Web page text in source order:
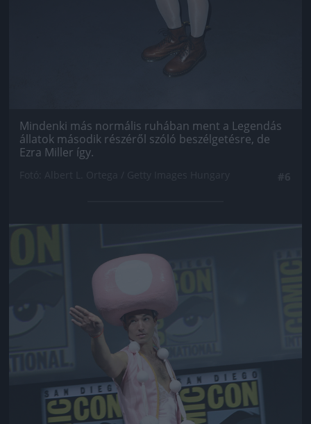
Mindenki más normális ruhában ment a Legendás
állatok második részéről szóló beszélgetésre, de
Ezra Miller így.